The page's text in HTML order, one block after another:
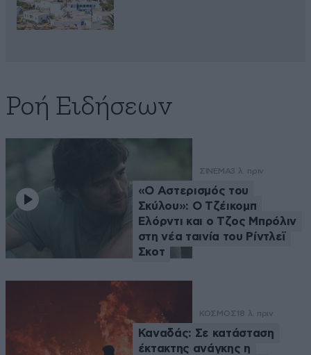
Ροή Ειδήσεων
ΣΙΝΕΜΑ3 λ. πριν
«Ο Αστερισμός του
Σκύλου»: Ο Τζέικομπ
Ελόρντι και ο Τζος Μπρόλιν
στη νέα ταινία του Ρίντλεϊ
Σκοτ
ΚΟΣΜΟΣ 18 λ. πριν
Καναδάς: Σε κατάσταση
έκτακτης ανάγκης η